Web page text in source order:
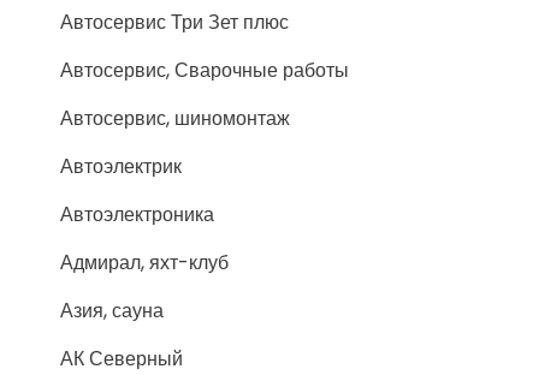
Автосервис Три Зет плюс
Автосервис, Сварочные работы
Автосервис, шиномонтаж
Автоэлектрик
Автоэлектроника
Адмирал, яхт-клуб
Азия, сауна
АК Северный